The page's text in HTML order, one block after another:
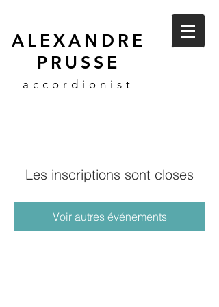
ALEXANDRE
PRUSSE
accordionist
Les inscriptions sont closes
Voir autres événements